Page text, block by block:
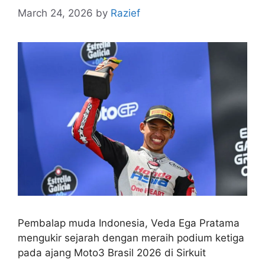
March 24, 2026 by Razief
Pembalap muda Indonesia, Veda Ega Pratama
mengukir sejarah dengan meraih podium ketiga
pada ajang Moto3 Brasil 2026 di Sirkuit